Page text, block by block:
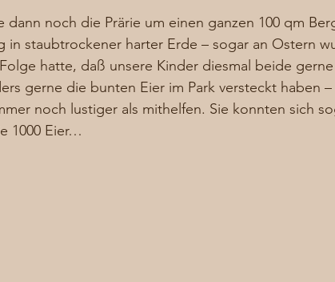
dann noch die Prärie um einen ganzen 100 qm
in staubtrockener harter Erde – sogar an Ostern
hatte, daß unsere Kinder diesmal beide
gerne die bunten Eier im Park versteckt haben –
noch lustiger als mithelfen. Sie konnten sich
1000 Eier…